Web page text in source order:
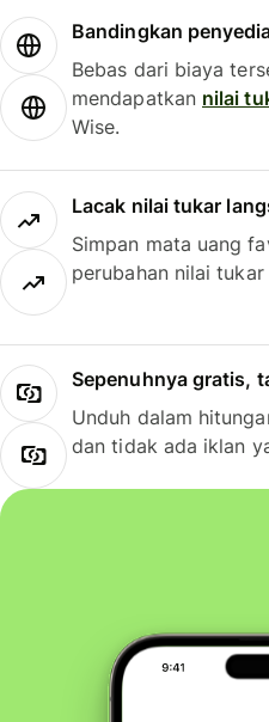
Bandingkan
Bebas dari biaya
mendapatkan nilai
Wise.
Lacak nilai tukar
Simpan mata uang
perubahan nilai
Sepenuhnya gratis,
Unduh dalam
dan tidak ada iklan